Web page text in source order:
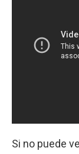
Si no puede